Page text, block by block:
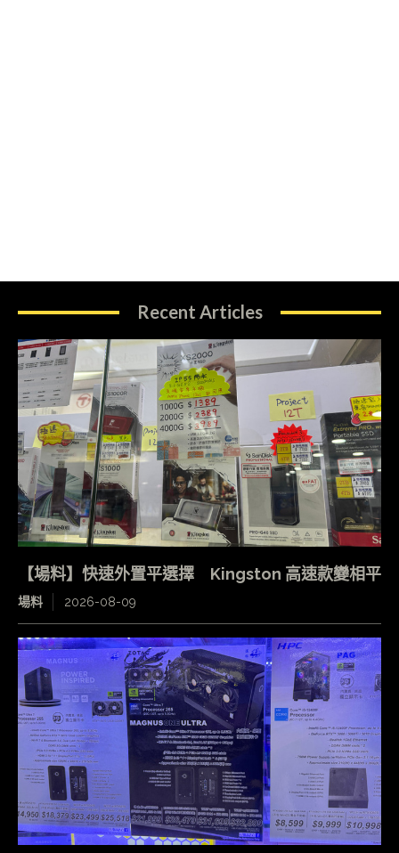
Recent Articles
【場料】快速外置平選擇 Kingston 高速款變相平
場料 2026-08-09